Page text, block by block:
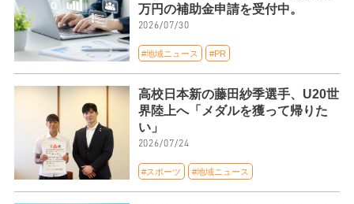
万円の補助金申請を受付中。
2026/07/30
#地域ニュース #PR
高校日本新の藤田紗季選手、U20世
界陸上へ「メダルを獲って帰りた
い」
2026/07/24
#スポーツ #地域ニュース